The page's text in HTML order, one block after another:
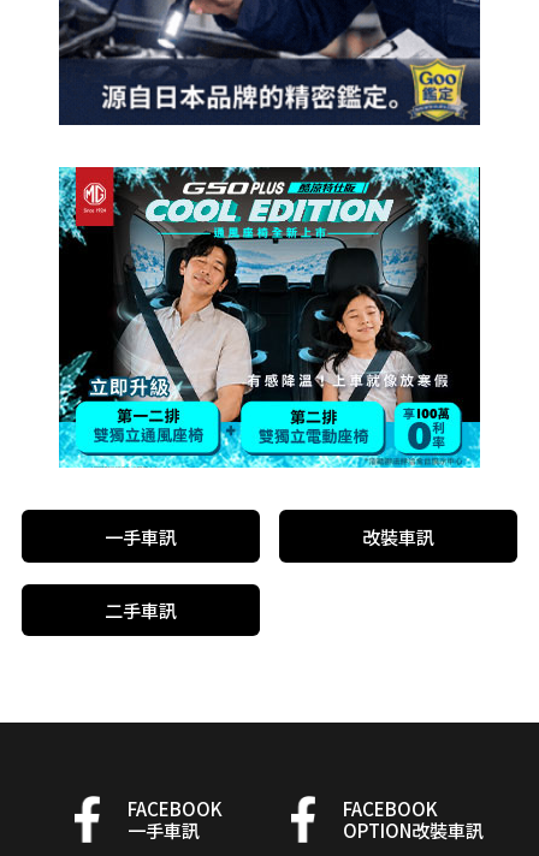
一手車訊 改裝車訊
二手車訊
FACEBOOK
一手車訊
FACEBOOK
OPTION改裝車訊